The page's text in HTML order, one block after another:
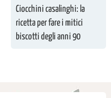
Ciocchini casalinghi: la
ricetta per fare i mitici
biscotti degli anni 90